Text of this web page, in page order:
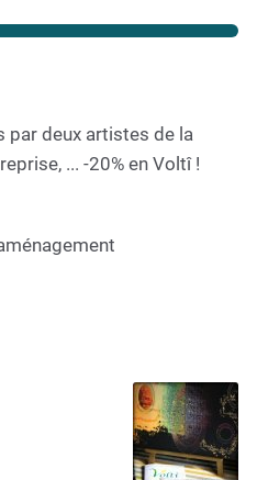
par deux artistes de la
... -20% en Voltî !